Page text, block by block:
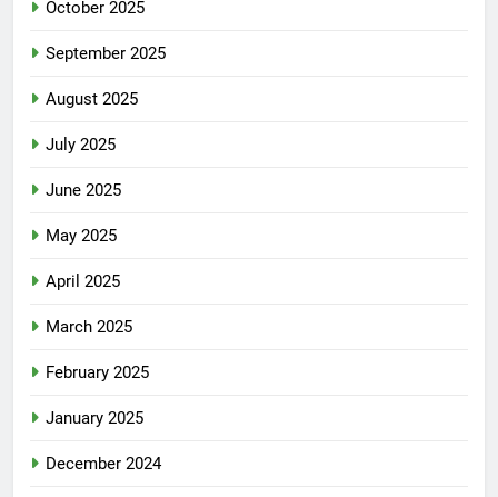
October 2025
September 2025
August 2025
July 2025
June 2025
May 2025
April 2025
March 2025
February 2025
January 2025
December 2024